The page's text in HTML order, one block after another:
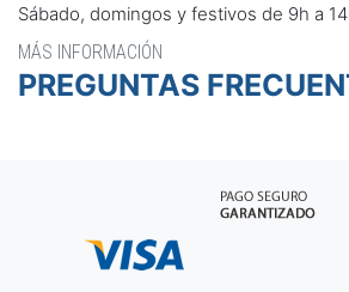
Sábado, domingos y festivos de 9h a
MÁS INFORMACIÓN
PREGUNTAS